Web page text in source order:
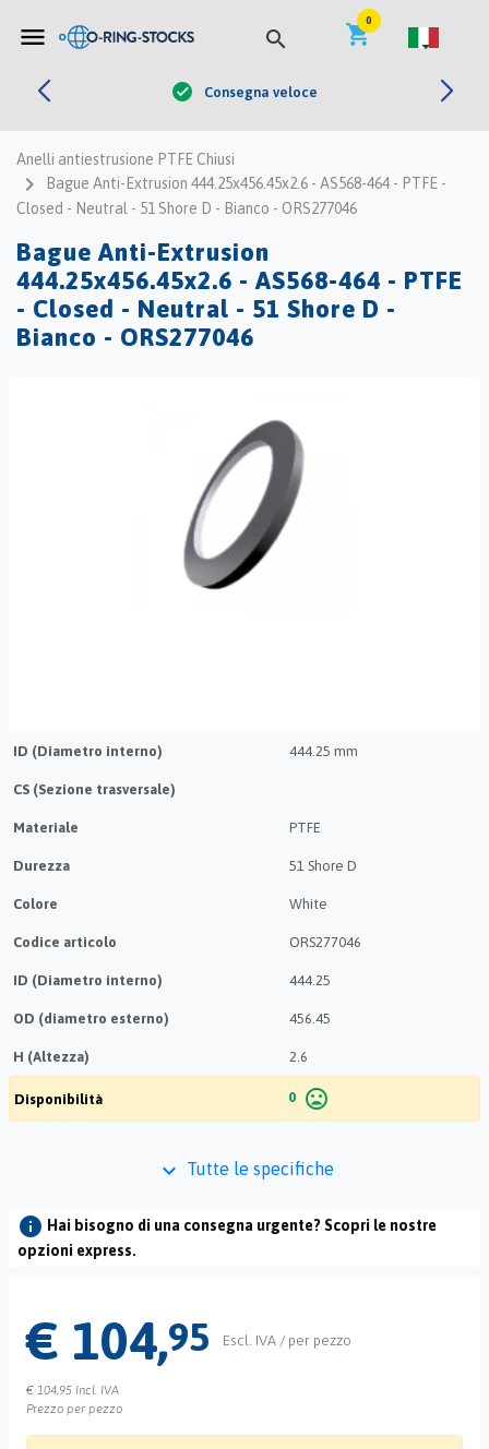
menu search shopping_cart
0
check Consegna veloce
Anelli antiestrusione PTFE Chiusi
navigate_next
Bague Anti-Extrusion 444.25x456.45x2.6 - AS568-464 - PTFE -
Closed - Neutral - 51 Shore D - Bianco - ORS277046
Bague Anti-Extrusion
444.25x456.45x2.6 - AS568-464 - PTFE
- Closed - Neutral - 51 Shore D -
Bianco - ORS277046


ID (Diametro interno) 444.25 mm
CS (Sezione trasversale)
Materiale PTFE
Durezza 51 Shore D
Colore White
Codice articolo ORS277046
ID (Diametro interno) 444.25
OD (diametro esterno) 456.45
H (Altezza) 2.6
Disponibilità 0 mood_bad
keyboard_arrow_down Tutte le specifiche
info Hai bisogno di una consegna urgente? Scopri le nostre
opzioni express.
€ 104,95 Escl. IVA / per pezzo
€ 104,95 Incl. IVA
Prezzo per pezzo